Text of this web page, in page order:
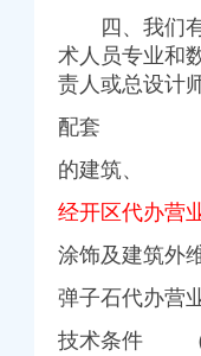
）
）
工商变更）
权）
（工商注册）
四、我们有
术人员专业和
责人或总设计
配套
的建筑、
经开区代办营
涂饰及建筑外
弹子石代办营
技术条件 （1